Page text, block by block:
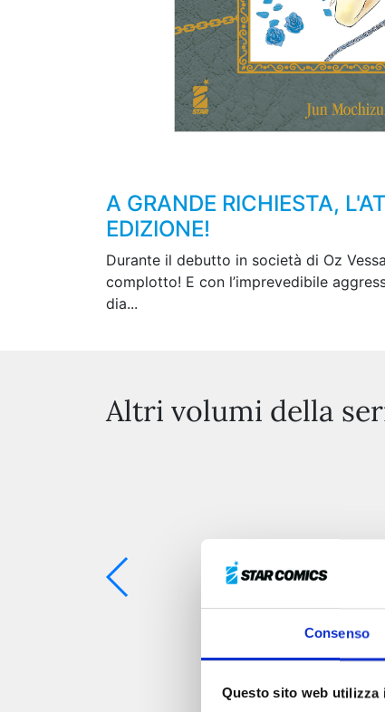
Consenso
Questo sito web utilizza
A GRANDE RICHIESTA,
EDIZIONE!
Durante il debutto in società di Oz
complotto! E con l’imprevedibile
dia...
Altri volumi della